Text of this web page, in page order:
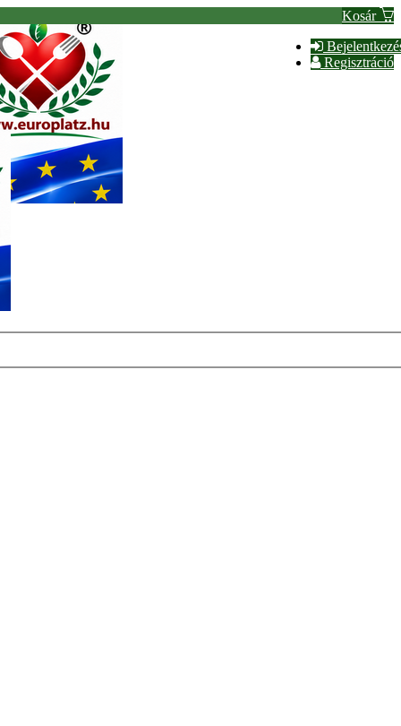
Kosár
Regisztráció